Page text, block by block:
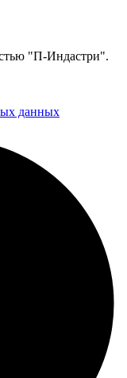
"П-Индастри".
данных